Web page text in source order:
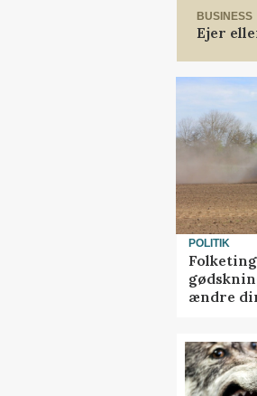
BUSINESS
Ejer
POLITIK
ændre